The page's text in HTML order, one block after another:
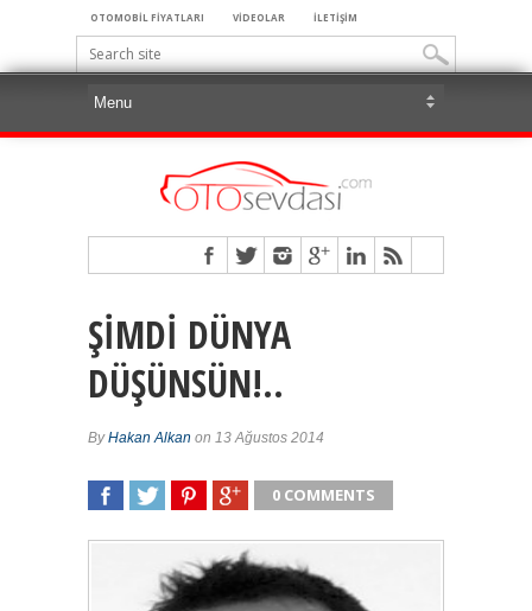
OTOMOBİL FİYATLARI VİDEOLAR İLETİŞİM
ŞİMDİ DÜNYA
DÜŞÜNSÜN!..
ByHakan Alkan on 13 Ağustos 2014
0 COMMENTS